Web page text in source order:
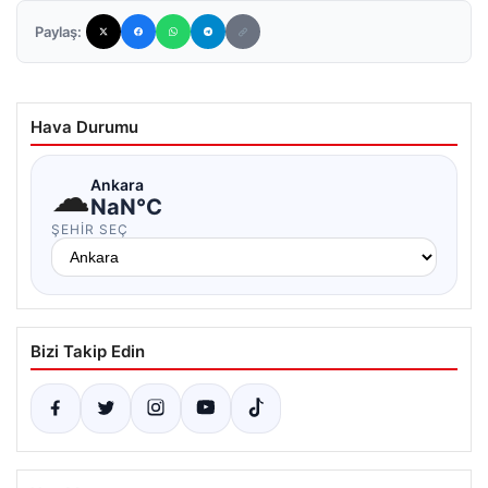
Paylaş:
Hava Durumu
☁Ankara
NaN°C
ŞEHIR SEÇ
Bizi Takip Edin